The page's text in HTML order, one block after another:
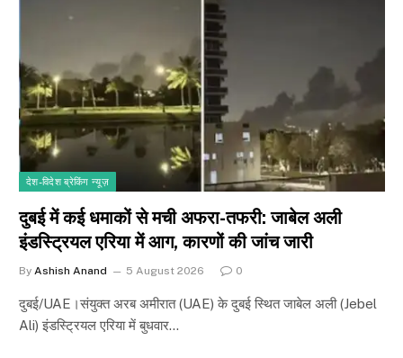
देश-विदेश ब्रेकिंग न्यूज़
दुबई में कई धमाकों से मची अफरा-तफरी: जाबेल अली
इंडस्ट्रियल एरिया में आग, कारणों की जांच जारी
By Ashish Anand 5 August 2026 0
दुबई/UAE।संयुक्त अरब अमीरात (UAE) के दुबई स्थित जाबेल अली (Jebel
Ali) इंडस्ट्रियल एरिया में बुधवार…